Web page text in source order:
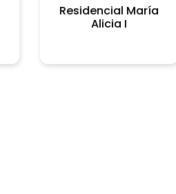
Residencial María
Alicia I